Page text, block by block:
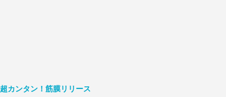
超カンタン！筋膜リリース